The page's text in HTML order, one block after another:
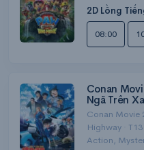
2D Lồng
08:00
Conan
Ngã Trên
Conan Movie
Highway · T13
Action,